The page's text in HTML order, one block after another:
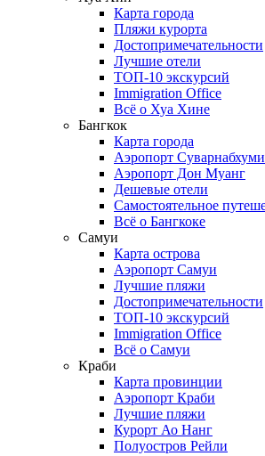
Карта города
Пляжи курорта
Достопримечательности
Лучшие отели
ТОП-10 экскурсий
Immigration Office
Всё о Хуа Хине
Бангкок
Карта города
Аэропорт Суварнабхуми
Аэропорт Дон Муанг
Дешевые отели
Самостоятельное
Всё о Бангкоке
Самуи
Карта острова
Аэропорт Самуи
Лучшие пляжи
Достопримечательности
ТОП-10 экскурсий
Immigration Office
Всё о Самуи
Краби
Карта провинции
Аэропорт Краби
Лучшие пляжи
Курорт Ао Нанг
Полуостров Рейли